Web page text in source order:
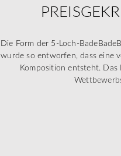
Die Form der 5-Loch-
wurde so entworfen, dass eine
Komposition entsteht.